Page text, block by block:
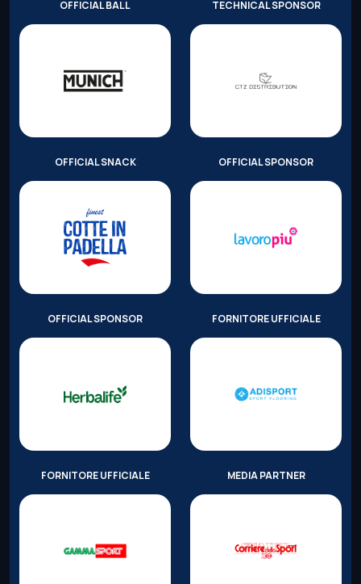
OFFICIAL BALL TECHNICAL SPONSOR
OFFICIAL SNACK OFFICIAL SPONSOR
OFFICIAL SPONSOR FORNITORE UFFICIALE
FORNITORE UFFICIALE MEDIA PARTNER